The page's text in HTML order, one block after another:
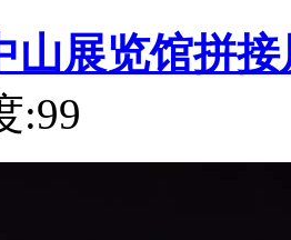
山展览馆拼
:99